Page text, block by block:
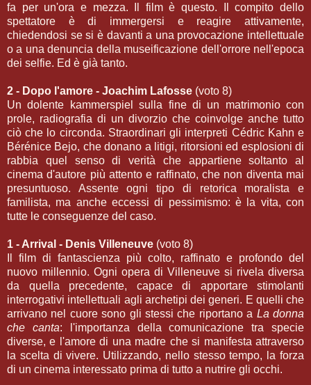
fa per un'ora e mezza. Il film è questo. Il compito dello
spettatore è di immergersi e reagire attivamente,
chiedendosi se si è davanti a una provocazione intellettuale
o a una denuncia della museificazione dell'orrore nell'epoca
dei selfie. Ed è già tanto.
2 - Dopo l'amore - Joachim Lafosse (voto 8)
Un dolente kammerspiel sulla fine di un matrimonio con
prole, radiografia di un divorzio che coinvolge anche tutto
ciò che lo circonda. Straordinari gli interpreti Cédric Kahn e
Bérénice Bejo, che donano a litigi, ritorsioni ed esplosioni di
rabbia quel senso di verità che appartiene soltanto al
cinema d'autore più attento e raffinato, che non diventa mai
presuntuoso. Assente ogni tipo di retorica moralista e
familista, ma anche eccessi di pessimismo: è la vita, con
tutte le conseguenze del caso.
1 - Arrival - Denis Villeneuve (voto 8)
Il film di fantascienza più colto, raffinato e profondo del
nuovo millennio. Ogni opera di Villeneuve si rivela diversa
da quella precedente, capace di apportare stimolanti
interrogativi intellettuali agli archetipi dei generi. E quelli che
arrivano nel cuore sono gli stessi che riportano a La donna
che canta: l'importanza della comunicazione tra specie
diverse, e l'amore di una madre che si manifesta attraverso
la scelta di vivere. Utilizzando, nello stesso tempo, la forza
di un cinema interessato prima di tutto a nutrire gli occhi.